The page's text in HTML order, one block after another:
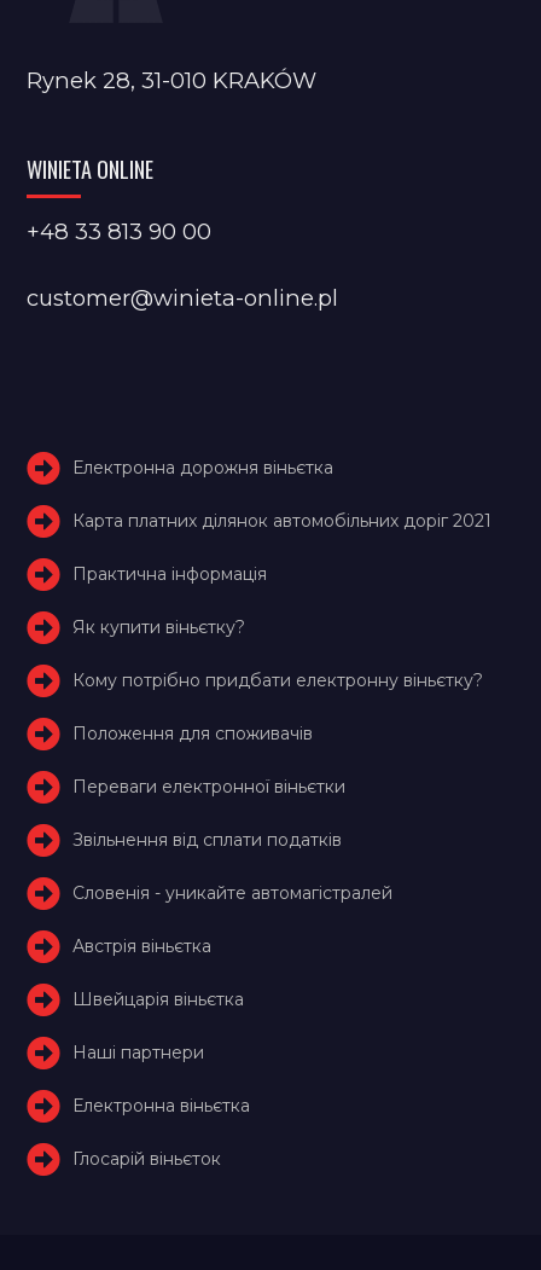
Rynek 28, 31-010 KRAKÓW
WINIETA ONLINE
+48 33 813 90 00
customer@winieta-online.pl
Електронна дорожня віньєтка
Карта платних ділянок автомобільних доріг 2021
Практична інформація
Як купити віньєтку?
Кому потрібно придбати електронну віньєтку?
Положення для споживачів
Переваги електронної віньєтки
Звільнення від сплати податків
Словенія - уникайте автомагістралей
Австрія віньєтка
Швейцарія віньєтка
Наші партнери
Електронна віньєтка
Глосарій віньєток